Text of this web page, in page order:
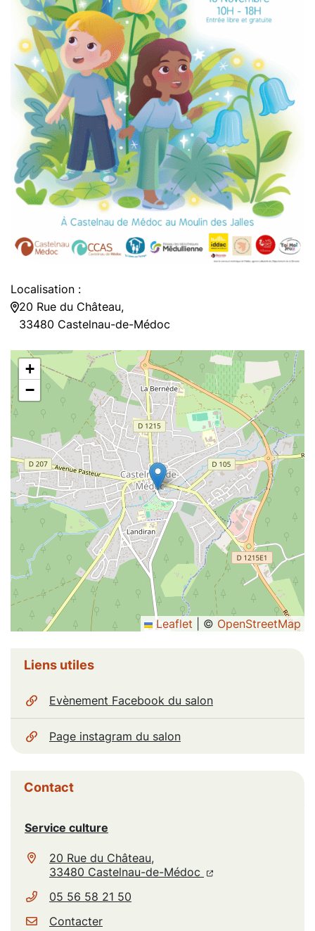
Localisation :
20 Rue du Château,
33480 Castelnau-de-Médoc
+
−
Leaflet © OpenStreetMap
Informations complémentaires
Liens utiles
Evènement Facebook du salon
Page instagram du salon
Contact
Service culture
20 Rue du Château,
33480 Castelnau-de-Médoc (ouverture dans un
(ouverture dans
05 56 58 21 50
Contacter